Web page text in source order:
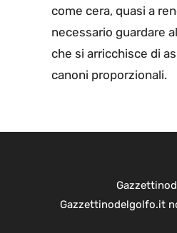
come cera, quasi a
necessario guardare
che si arricchisce di
canoni proporzionali.
Gazzettinodelgolfo.it